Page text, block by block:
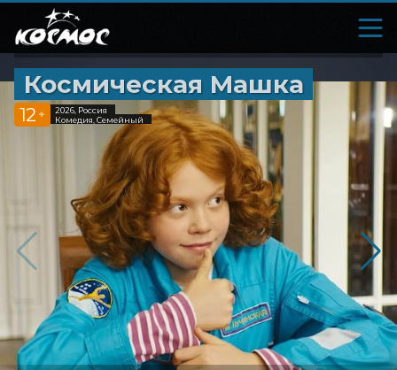
Космическая Машка
12 +
2026, Россия
Комедия, Семейный